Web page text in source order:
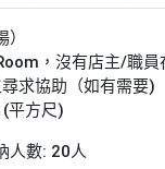
，沒有店主/職員
求協助（如有需要)
平方尺)
人數: 20人